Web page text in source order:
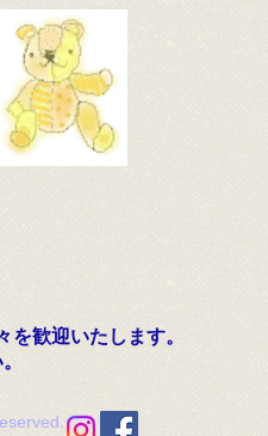
歓迎いたします。